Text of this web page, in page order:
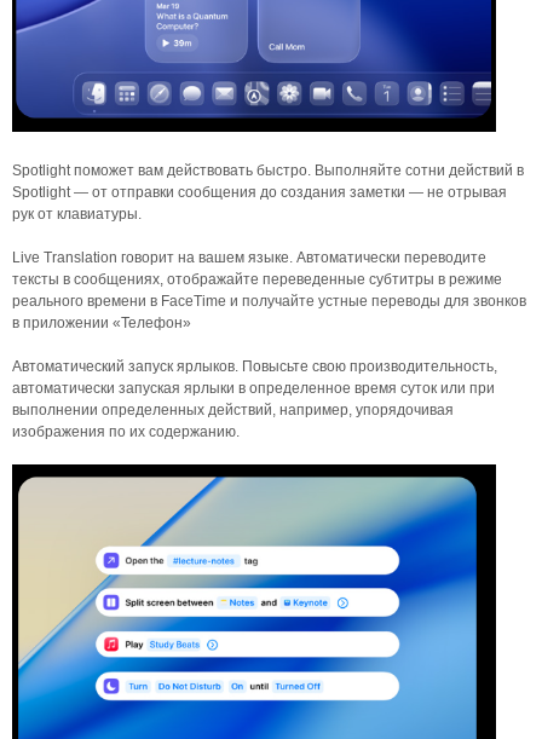
Spotlight поможет вам действовать быстро. Выполняйте сотни действий в
Spotlight — от отправки сообщения до создания заметки — не отрывая
рук от клавиатуры.
Live Translation говорит на вашем языке. Автоматически переводите
тексты в сообщениях, отображайте переведенные субтитры в режиме
реального времени в FaceTime и получайте устные переводы для звонков
в приложении «Телефон»
Автоматический запуск ярлыков. Повысьте свою производительность,
автоматически запуская ярлыки в определенное время суток или при
выполнении определенных действий, например, упорядочивая
изображения по их содержанию.